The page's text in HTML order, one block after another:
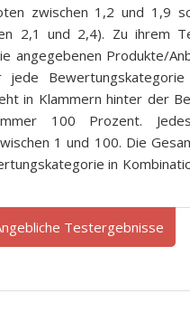
zwischen 1,2 und 1,9
2,1 und 2,4). Zu ihrem
angegebenen Produkte/
in Klammern hinter der
100 Prozent.
1 und 100. Die
in
Testergebnisse